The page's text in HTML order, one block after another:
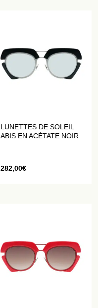
LUNETTES DE SOLEIL
ABIS EN ACÉTATE NOIR
282,00€